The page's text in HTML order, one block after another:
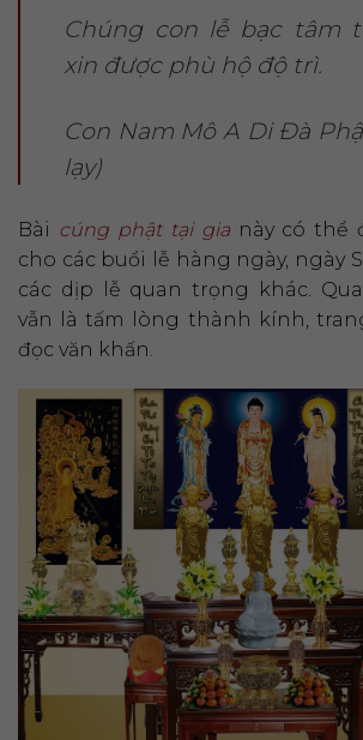
Chúng con lễ bạc tâm
xin được phù hộ độ trì.
Con Nam Mô A Di Đà
lạy)
Bài cúng phật tại gianày có thể
cho các buổi lễ hàng ngày, ngày
các dịp lễ quan trọng khác.
vẫn là tấm lòng thành kính,
đọc văn khấn.